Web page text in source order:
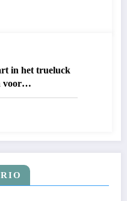
in het trueluck
voor